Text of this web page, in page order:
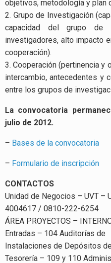
objetivos, metodología y plan
2. Grupo de Investigación
capacidad del grupo de
investigadores, alto impacto
cooperación).
3. Cooperación (pertinencia y
intercambio, antecedentes y
entre los grupos de
La convocatoria
julio de 2012.
– Bases de la convocatoria
– Formulario de inscripción
CONTACTOS
Unidad de Negocios – UVT –
4004617 / 0810-222-6254
ÁREA PROYECTOS –
Entradas – 104 Auditorías de
Instalaciones de Depósitos
Tesorería – 109 y 110